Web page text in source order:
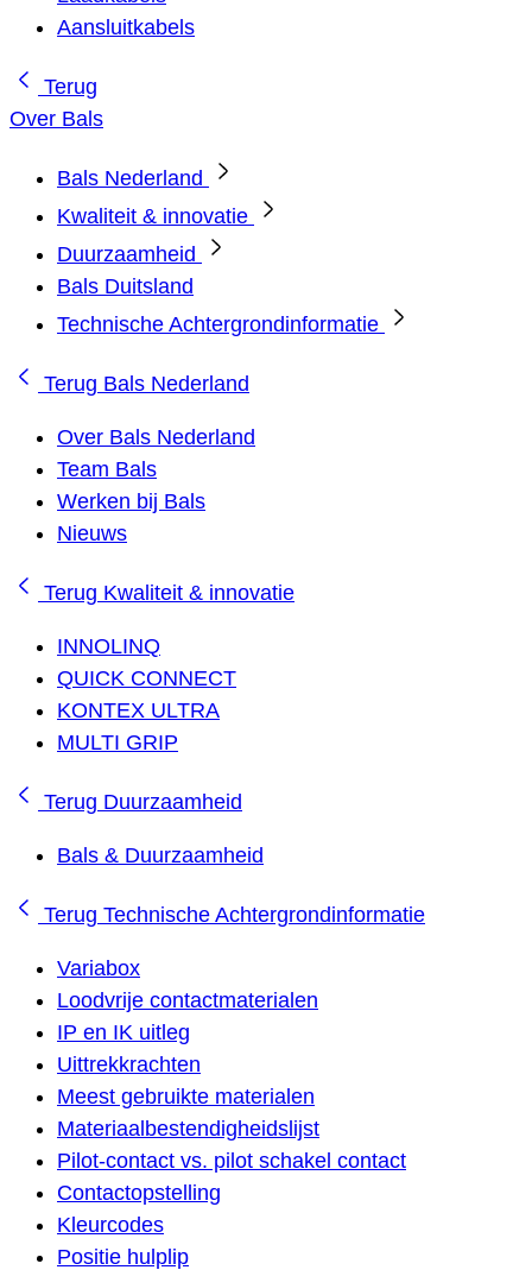
Aansluitkabels
Terug
Over Bals
Bals Nederland
Kwaliteit & innovatie
Duurzaamheid
Bals Duitsland
Technische Achtergrondinformatie
Terug Bals Nederland
Over Bals Nederland
Team Bals
Werken bij Bals
Nieuws
Terug Kwaliteit & innovatie
INNOLINQ
QUICK CONNECT
KONTEX ULTRA
MULTI GRIP
Terug Duurzaamheid
Bals & Duurzaamheid
Terug Technische Achtergrondinformatie
Variabox
Loodvrije contactmaterialen
IP en IK uitleg
Uittrekkrachten
Meest gebruikte materialen
Materiaalbestendigheidslijst
Pilot-contact vs. pilot schakel contact
Contactopstelling
Kleurcodes
Positie hulplip